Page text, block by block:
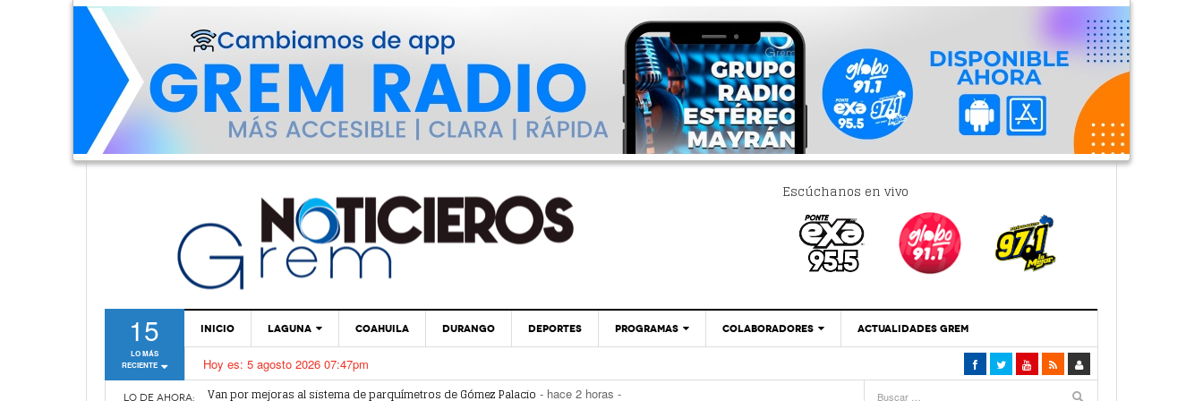
Escúchanos en vivo
15
LO MÁS
RECIENTE
INICIO LAGUNA
TORREÓN
GÓMEZ PALACIO
Páginas Fraudulentas- hace 3 horas -
COAHUILA DURANGO DEPORTES PROGRAMAS
GLOBO
COLABORADORES
‘Se Vale Soñar Con Una Contraloría Ciudadana’
ACTUALIDADES GREM
Hoy es: 5 agosto 2026 07:47pm
LO DE AHORA:
Van por mejoras al sistema de parquímetros de Gómez Palacio- hace 2 horas -
- hace 3 horas -